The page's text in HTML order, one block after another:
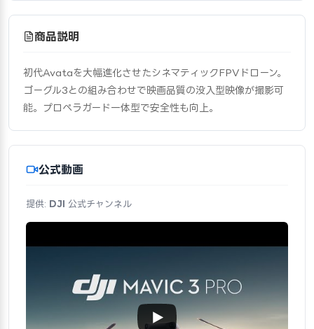
商品説明
初代Avataを大幅進化させたシネマティックFPVドローン。
ゴーグル3との組み合わせで映画品質の没入型映像が撮影可
能。プロペラガード一体型で安全性も向上。
公式動画
提供: DJI 公式チャンネル